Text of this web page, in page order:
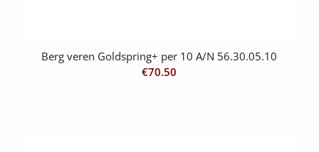
Berg veren Goldspring+ per 10 A/N 56.30.05.10
€70.50